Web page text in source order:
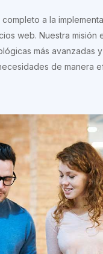
a la
web. Nuestra misión
más avanzadas
de manera